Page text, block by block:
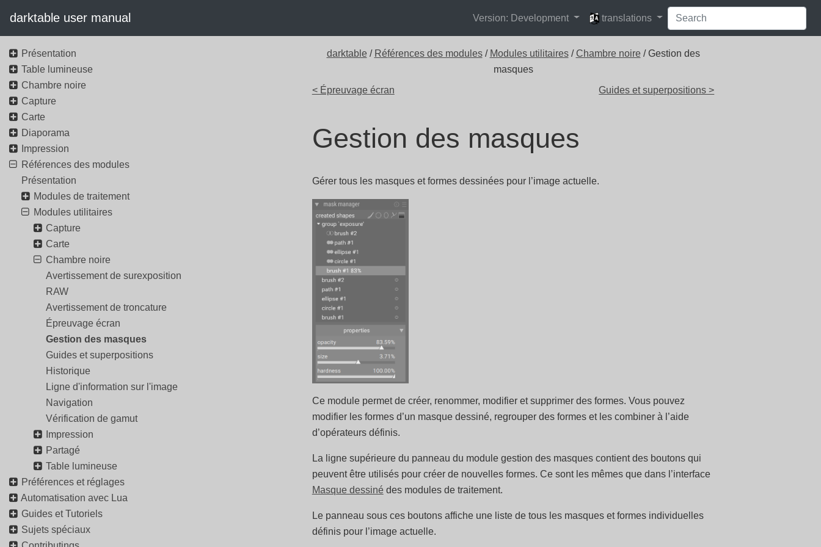
darktable user manual Version: Development
languages
translations
darktable / Références des modules/ Modules utilitaires/ Chambre noire / Gestion des
masques
< Épreuvage écran
Guides et superpositions >
Gestion des masques
Gérer tous les masques et formes dessinées pour l’image actuelle.
Ce module permet de créer, renommer, modifier et supprimer des formes. Vous pouvez
modifier les formes d’un masque dessiné, regrouper des formes et les combiner à l’aide
d’opérateurs définis.
La ligne supérieure du panneau du module gestion des masques contient des boutons qui
peuvent être utilisés pour créer de nouvelles formes. Ce sont les mêmes que dans l’interface
Masque dessiné des modules de traitement.
Le panneau sous ces boutons affiche une liste de tous les masques et formes individuelles
définis pour l’image actuelle.
Présentation
Table lumineuse
Chambre noire
Capture
Carte
Diaporama
Impression
Références des modules
Présentation
Modules de traitement
Modules utilitaires
Capture
Carte
Chambre noire
Avertissement de surexposition
RAW
Avertissement de troncature
Épreuvage écran
Gestion des masques
Guides et superpositions
Historique
Ligne d'information sur l'image
Navigation
Vérification de gamut
Impression
Partagé
Table lumineuse
Préférences et réglages
Automatisation avec Lua
Guides et Tutoriels
Sujets spéciaux